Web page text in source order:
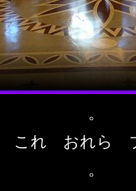
。
これ おれら
。